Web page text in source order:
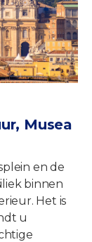
Musea
en de
binnen
Het is
u